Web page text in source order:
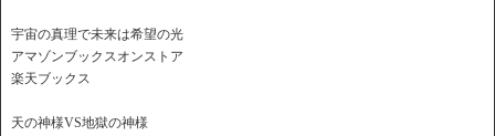
宇宙の真理で未来は希望の光
アマゾンブックスオンストア
楽天ブックス
天の神様VS地獄の神様